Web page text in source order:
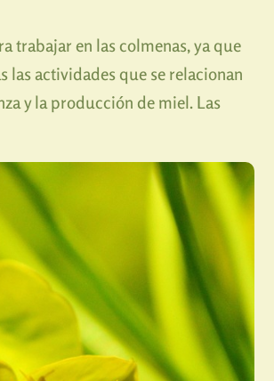
trabajar en las colmenas, ya que
las actividades que se relacionan
y la producción de miel. Las